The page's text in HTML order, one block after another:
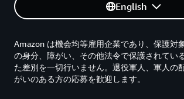
English
Amazon は機会均等雇用企業であり、保護対
の身分、障がい、その他法令で保護されてい
た差別を一切行いません。退役軍人、軍人の
がいのある方の応募を歓迎します。